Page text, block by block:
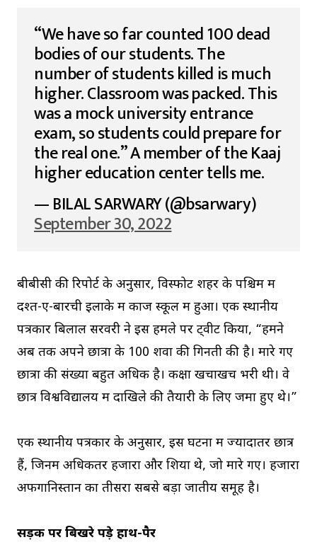
“We have so far counted 100 dead
bodies of our students. The
number of students killed is much
higher. Classroom was packed. This
was a mock university entrance
exam, so students could prepare for
the real one.” A member of the Kaaj
higher education center tells me.
— BILAL SARWARY (@bsarwary)
September 30, 2022
बीबीसी की रिपोर्ट के अनुसार, विस्फोट शहर के पश्चिम में
दश्त-ए-बारची इलाके में काज स्कूल में हुआ। एक स्थानीय
पत्रकार बिलाल सरवरी ने इस हमले पर ट्वीट किया, “हमने
अब तक अपने छात्रों के 100 शवों की गिनती की है। मारे गए
छात्रों की संख्या बहुत अधिक है। कक्षा खचाखच भरी थी। वे
छात्र विश्वविद्यालय में दाखिले की तैयारी के लिए जमा हुए थे।”
एक स्थानीय पत्रकार के अनुसार, इस घटना में ज्यादातर छात्र
हैं, जिनमें अधिकतर हजारा और शिया थे, जो मारे गए। हजारा
अफगानिस्तान का तीसरा सबसे बड़ा जातीय समूह है।
सड़क पर बिखरे पड़े हाथ-पैर